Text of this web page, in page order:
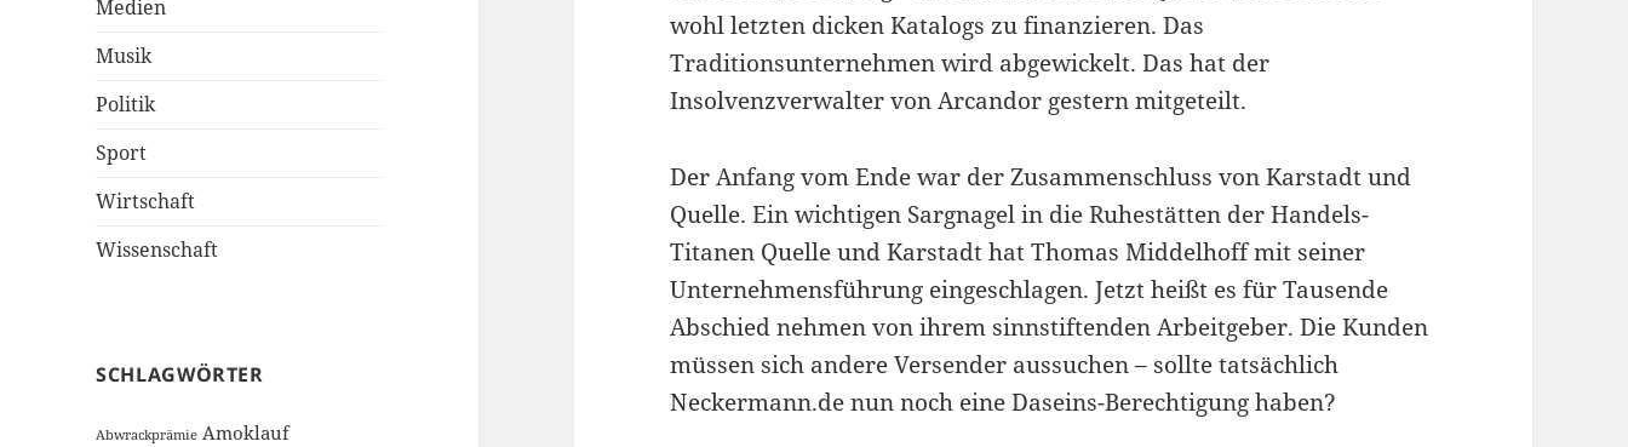
Medien
Musik
Politik
Sport
Wirtschaft
Wissenschaft
SCHLAGWÖRTER
Abwrackprämie Amoklauf
wohl letzten dicken Katalogs zu finanzieren. Das
Traditionsunternehmen wird abgewickelt. Das hat der
Insolvenzverwalter von Arcandor gestern mitgeteilt.
Der Anfang vom Ende war der Zusammenschluss von Karstadt und
Quelle. Ein wichtigen Sargnagel in die Ruhestätten der Handels-
Titanen Quelle und Karstadt hat Thomas Middelhoff mit seiner
Unternehmensführung eingeschlagen. Jetzt heißt es für Tausende
Abschied nehmen von ihrem sinnstiftenden Arbeitgeber. Die Kunden
müssen sich andere Versender aussuchen – sollte tatsächlich
Neckermann.de nun noch eine Daseins-Berechtigung haben?